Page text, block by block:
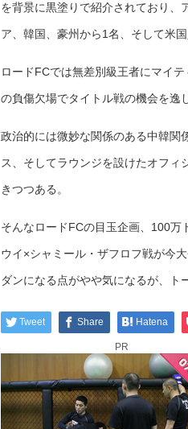
を背景に黒塗りで紹介されており、
ア、韓国、豪州から1名、そして米
ロードFCでは無差別級王者にマイ
の負傷欠場でタイトル戦の機会を逸
政治的には微妙な関係のある中韓関
ス、そしてラウンジを設けたオフ
きつつある。
そんなロードFCの目玉企画、100万
ウイ×シャミール・ザフロフ戦が今
ダンになる点がやや気になるが、ト
Tweet Share Hatena
PR